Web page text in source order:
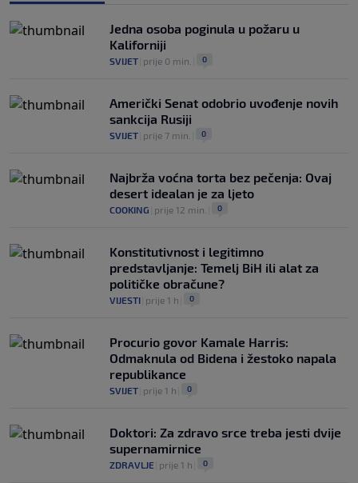
Jedna osoba poginula u požaru u
Kaliforniji
SVIJET prije 0 min. 0
Američki Senat odobrio uvođenje novih
sankcija Rusiji
SVIJET prije 7 min. 0
Najbrža voćna torta bez pečenja: Ovaj
desert idealan je za ljeto
COOKING prije 12 min. 0
Konstitutivnost i legitimno
predstavljanje: Temelj BiH ili alat za
političke obračune?
VIJESTI prije 1 h 0
Procurio govor Kamale Harris:
Odmaknula od Bidena i žestoko napala
republikance
SVIJET prije 1 h 0
Doktori: Za zdravo srce treba jesti dvije
supernamirnice
ZDRAVLJE prije 1 h 0